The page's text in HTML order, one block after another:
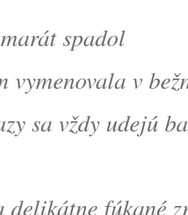
spadol
vymenovala v
sa vždy udejú
delikátne fúkané